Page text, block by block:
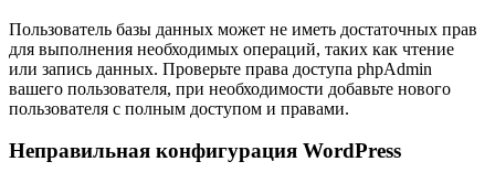
Пользователь базы данных может не иметь достаточных прав
для выполнения необходимых операций, таких как чтение
или запись данных. Проверьте права доступа phpAdmin
вашего пользователя, при необходимости добавьте нового
пользователя с полным доступом и правами.
Неправильная конфигурация WordPress